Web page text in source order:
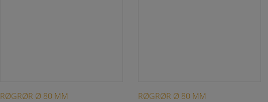
RØGRØR Ø 80 MM RØGRØR Ø 80 MM